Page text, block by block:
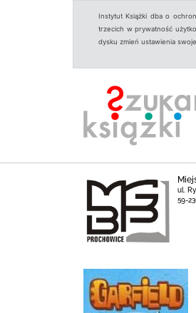
Instytut Książki dba o
trzecich w prywatność
dysku zmień ustawienia
ul.
59-